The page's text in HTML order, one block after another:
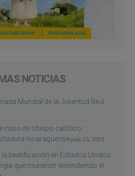
NOTICIAS
Mundial de la Juventud Seúl
caso de obispo católico
nicaragüense julio 25, 2026
beatificación en Estados Unidos
que murieron defendiendo el